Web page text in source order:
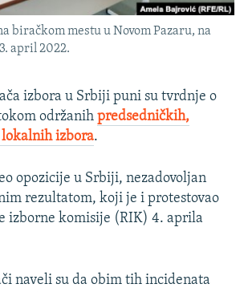
BIH 2024.
JUGOSLAVIJE
biračkom mestu u Novom Pazaru, na
april 2022.
izbora u Srbiji puni su tvrdnje o
održanih predsedničkih,
izbora.
opozicije u Srbiji, nezadovoljan
rezultatom, koji je i protestovao
izborne komisije (RIK) 4. aprila
naveli su da obim tih incidenata